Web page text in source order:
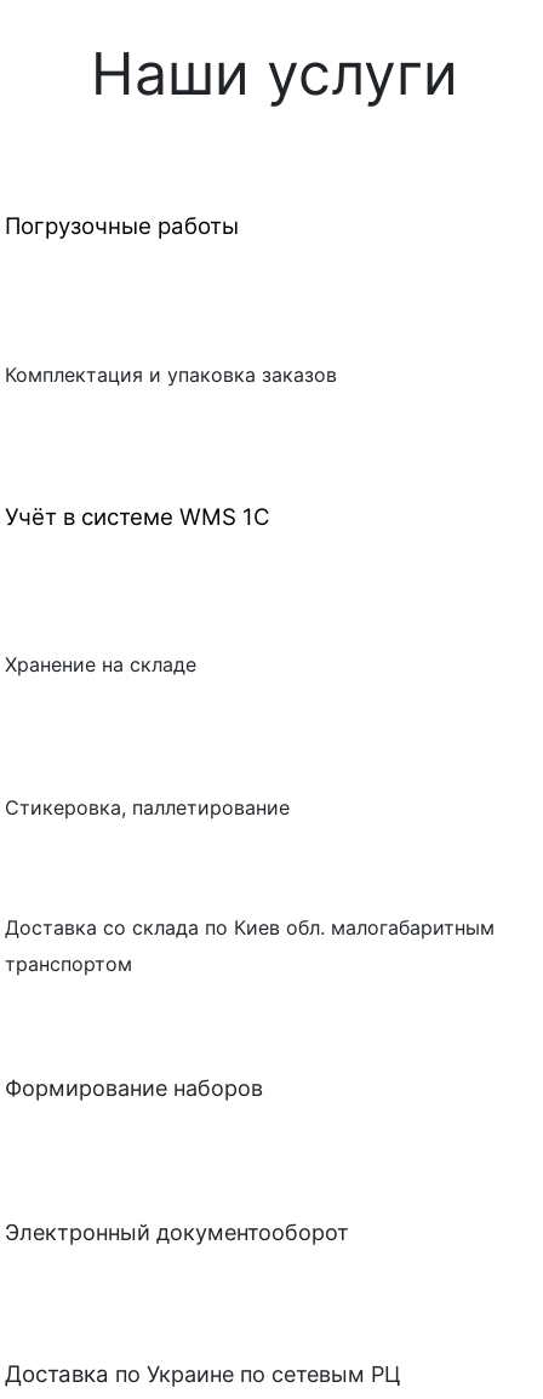
Наши услуги
Погрузочные работы
Комплектация и упаковка заказов
Учёт в системе WMS 1C
Хранение на складе
Стикеровка, паллетирование
Доставка со склада по Киев обл. малогабаритным
транспортом
Формирование наборов
Электронный документооборот
Доставка по Украине по сетевым РЦ